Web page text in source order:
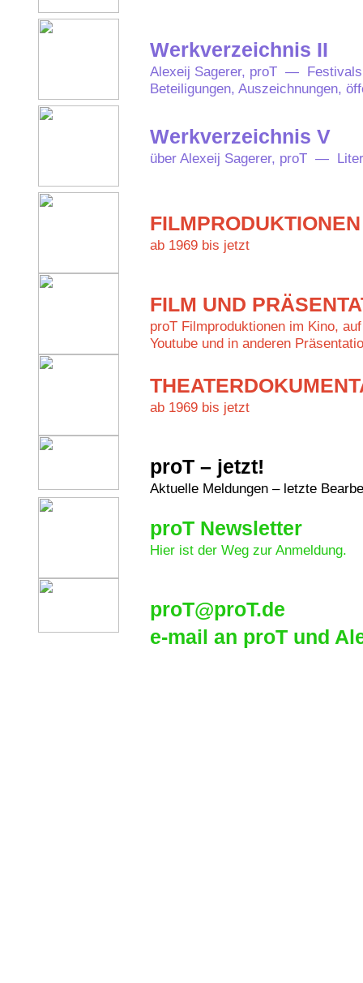
Werkverzeichnis II
Alexeij Sagerer, proT —
Beteiligungen, Auszeichnungen,
Werkverzeichnis V
über Alexeij Sagerer, proT —
FILMPRODUKTIONEN
ab 1969 bis jetzt
FILM UND
proT Filmproduktionen im Kino,
Youtube und in anderen
ab 1969 bis jetzt
proT – jetzt!
Aktuelle Meldungen – letzte
proT Newsletter
Hier ist der Weg zur Anmeldung.
proT@proT.de
e-mail an proT und